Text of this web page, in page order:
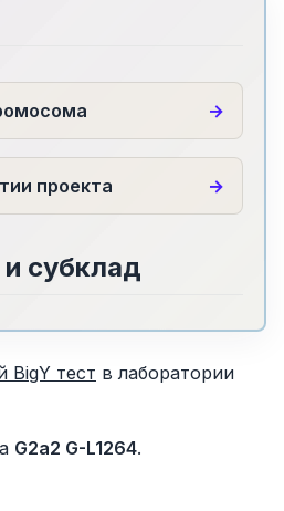
проекта
и субклад
BigY тест в лаборатории
G2a2 G-L1264.